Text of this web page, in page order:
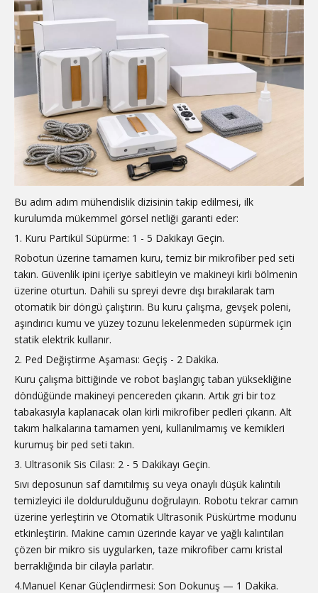
Bu adım adım mühendislik dizisinin takip edilmesi, ilk
kurulumda mükemmel görsel netliği garanti eder:
1. Kuru Partikül Süpürme: 1 - 5 Dakikayı Geçin.
Robotun üzerine tamamen kuru, temiz bir mikrofiber ped seti
takın. Güvenlik ipini içeriye sabitleyin ve makineyi kirli bölmenin
üzerine oturtun. Dahili su spreyi devre dışı bırakılarak tam
otomatik bir döngü çalıştırın. Bu kuru çalışma, gevşek poleni,
aşındırıcı kumu ve yüzey tozunu lekelenmeden süpürmek için
statik elektrik kullanır.
2. Ped Değiştirme Aşaması: Geçiş - 2 Dakika.
Kuru çalışma bittiğinde ve robot başlangıç ​​taban yüksekliğine
döndüğünde makineyi pencereden çıkarın. Artık gri bir toz
tabakasıyla kaplanacak olan kirli mikrofiber pedleri çıkarın. Alt
takım halkalarına tamamen yeni, kullanılmamış ve kemikleri
kurumuş bir ped seti takın.
3. Ultrasonik Sis Cilası: 2 - 5 Dakikayı Geçin.
Sıvı deposunun saf damıtılmış su veya onaylı düşük kalıntılı
temizleyici ile doldurulduğunu doğrulayın. Robotu tekrar camın
üzerine yerleştirin ve Otomatik Ultrasonik Püskürtme modunu
etkinleştirin. Makine camın üzerinde kayar ve yağlı kalıntıları
çözen bir mikro sis uygularken, taze mikrofiber camı kristal
berraklığında bir cilayla parlatır.
4.Manuel Kenar Güçlendirmesi: Son Dokunuş — 1 Dakika.